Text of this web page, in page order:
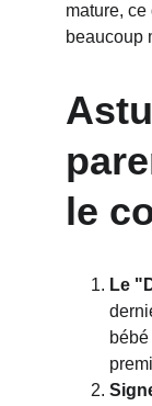
mature,
beaucoup
le
Le